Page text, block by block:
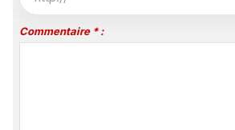
Commentaire * :